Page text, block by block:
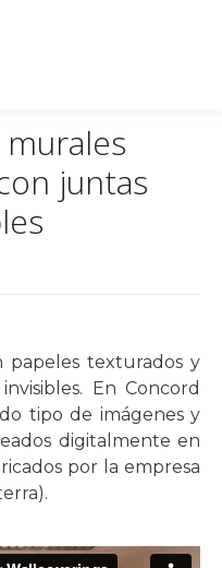
juntas
papeles texturados y
En Concord
tipo de imágenes y
digitalmente en
por la empresa